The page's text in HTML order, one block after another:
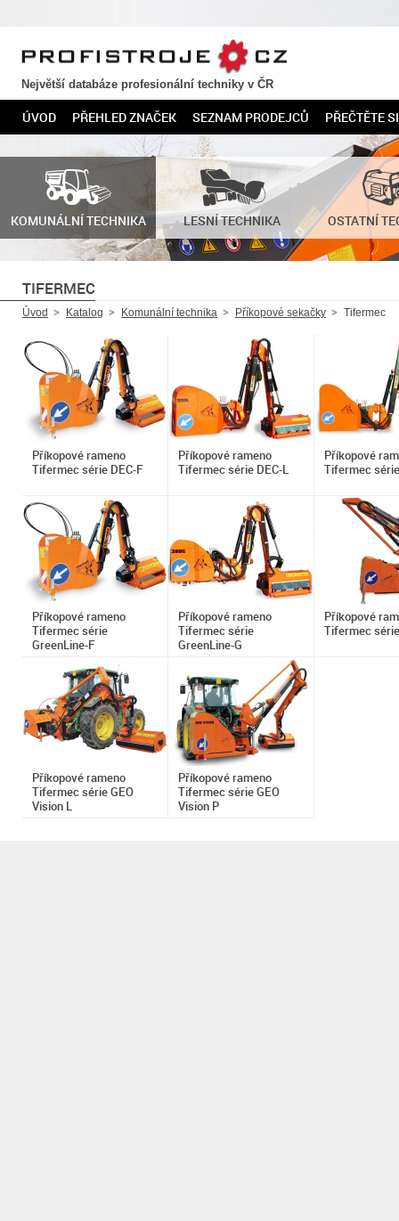
PROFISTROJE.CZ
Největší databáze profesionální techniky v ČR
ÚVOD PŘEHLED ZNAČEK SEZNAM PRODEJCŮ PŘEČTĚTE SI
KOMUNÁLNÍ TECHNIKA LESNÍ TECHNIKA OSTATNÍ
TIFERMEC
Úvod Katalog Komunální technika Příkopové sekačky Tifermec
Příkopové rameno
Tifermec série DEC-F
Příkopové rameno
Tifermec série DEC-L
Příkopové
Tifermec
Příkopové rameno
Tifermec série
GreenLine-F
Příkopové rameno
Tifermec série
GreenLine-G
Příkopové
Tifermec
Příkopové rameno
Tifermec série GEO
Vision L
Příkopové rameno
Tifermec série GEO
Vision P